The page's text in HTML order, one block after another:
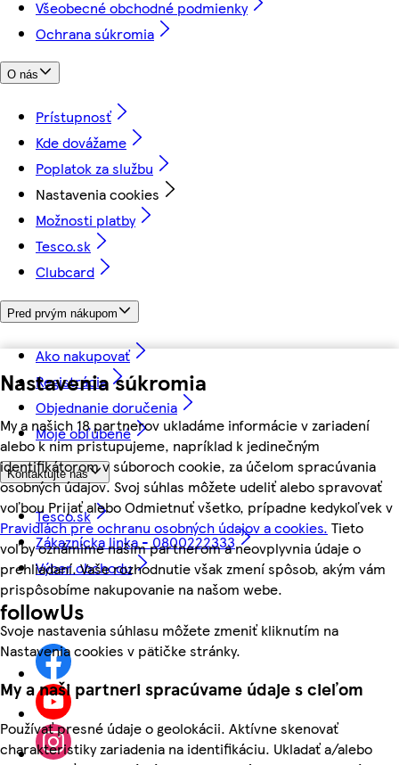
Nastavenia súkromia
My a našich 18 partnerov ukladáme informácie v zariadení
alebo k nim pristupujeme, napríklad k jedinečným
identifikátorom v súboroch cookie, za účelom spracúvania
osobných údajov. Svoj súhlas môžete udeliť alebo spravovať
voľbou Prijať alebo Odmietnuť všetko, prípadne kedykoľvek v
Pravidlách pre ochranu osobných údajov a cookies. Tieto
voľby oznámime našim partnerom a neovplyvnia údaje o
prehliadaní. Vaše rozhodnutie však zmení spôsob, akým vám
prispôsobíme nakupovanie na našom webe.
Svoje nastavenia súhlasu môžete zmeniť kliknutím na
Nastavenia cookies v pätičke stránky.
My a naši partneri spracúvame údaje s cieľom
Používať presné údaje o geolokácii. Aktívne skenovať
charakteristiky zariadenia na identifikáciu. Ukladať a/alebo
Všeobecné obchodné podmienky
Ochrana súkromia
O nás
Prístupnosť
Kde dovážame
Poplatok za službu
Nastavenia cookies
Možnosti platby
Tesco.sk
Clubcard
Pred prvým nákupom
Ako nakupovať
Registrácia
Objednanie doručenia
Moje obľúbené
Kontaktujte nás
Tesco.sk
Zákaznícka linka - 0800222333
Výber obchodu
followUs